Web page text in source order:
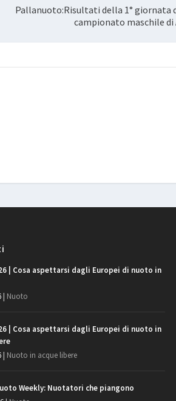
Pallanuoto:Risultati della 1° giornata
campionato maschile di
| Cosa aspettarsi dagli Europei di nuoto in
| Nuoto
| Cosa aspettarsi dagli Europei di nuoto in
| Nuoto in acque libere
Weekly: Nuotatori che piangono